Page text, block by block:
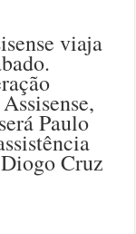
viaja
Paulo
Cruz